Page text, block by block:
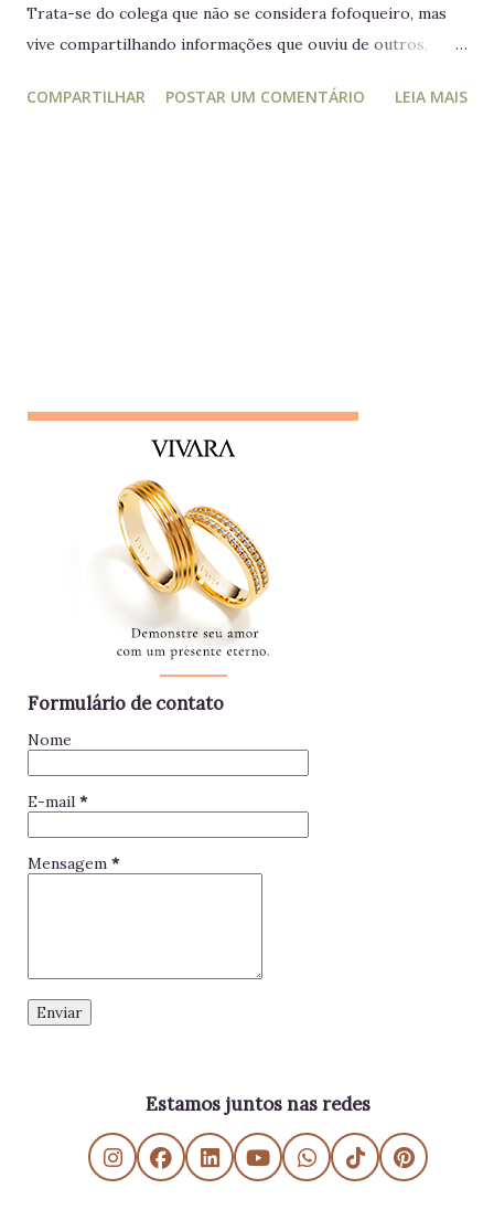
Trata-se do colega que não se considera fofoqueiro, mas
vive compartilhando informações que ouviu de outros,
prática, ele manipula e desagrega, usando informações
e está sempre metida em confusões. Colegas assim
raramente contribuem para a equipe - mantenha distância e
foque no seu trabalho. Impac...
COMPARTILHAR POSTAR UM COMENTÁRIO LEIA MAIS
Formulário de contato
Nome
E-mail *
Mensagem *
Estamos juntos nas redes